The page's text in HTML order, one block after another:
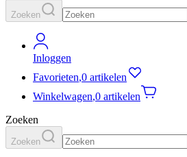
Zoeken
Inloggen
Favorieten,0 artikelen
Winkelwagen,0 artikelen
Zoeken
Zoeken